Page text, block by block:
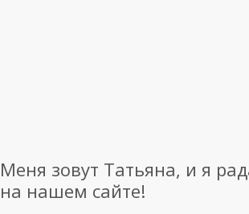
Меня зовут Татьяна, и я
на нашем сайте!